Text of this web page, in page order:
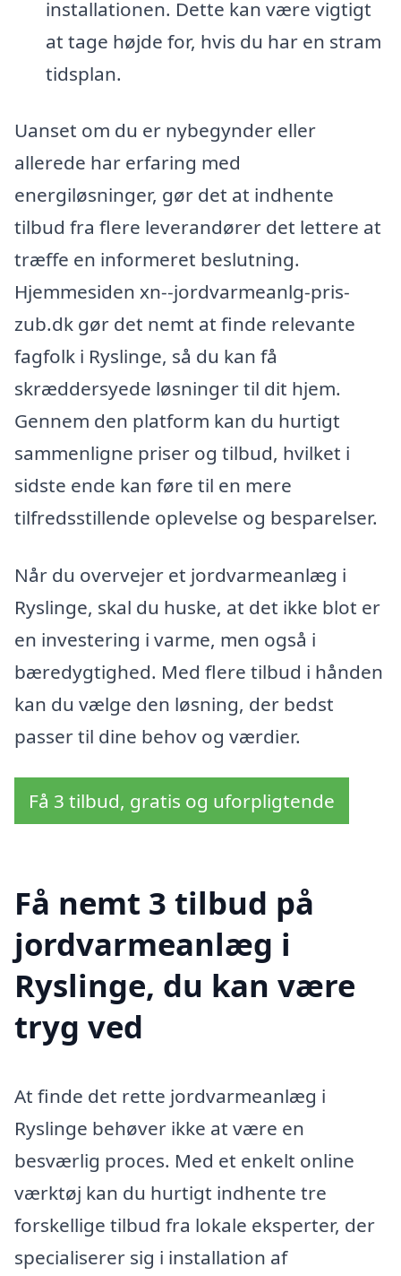
installationen. Dette kan være vigtigt
at tage højde for, hvis du har en stram
tidsplan.
Uanset om du er nybegynder eller
allerede har erfaring med
energiløsninger, gør det at indhente
tilbud fra flere leverandører det lettere at
træffe en informeret beslutning.
Hjemmesiden xn--jordvarmeanlg-pris-
zub.dk gør det nemt at finde relevante
fagfolk i Ryslinge, så du kan få
skræddersyede løsninger til dit hjem.
Gennem den platform kan du hurtigt
sammenligne priser og tilbud, hvilket i
sidste ende kan føre til en mere
tilfredsstillende oplevelse og besparelser.
Når du overvejer et jordvarmeanlæg i
Ryslinge, skal du huske, at det ikke blot er
en investering i varme, men også i
bæredygtighed. Med flere tilbud i hånden
kan du vælge den løsning, der bedst
passer til dine behov og værdier.
Få 3 tilbud, gratis og uforpligtende
Få nemt 3 tilbud på
jordvarmeanlæg i
Ryslinge, du kan være
tryg ved
At finde det rette jordvarmeanlæg i
Ryslinge behøver ikke at være en
besværlig proces. Med et enkelt online
værktøj kan du hurtigt indhente tre
forskellige tilbud fra lokale eksperter, der
specialiserer sig i installation af